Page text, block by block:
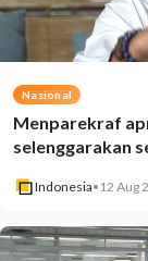
Nasional
Menparekraf
selenggarakan
Indonesia• 12 Aug